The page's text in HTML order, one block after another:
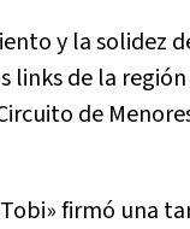
y la solidez
links de la
de
firmó una